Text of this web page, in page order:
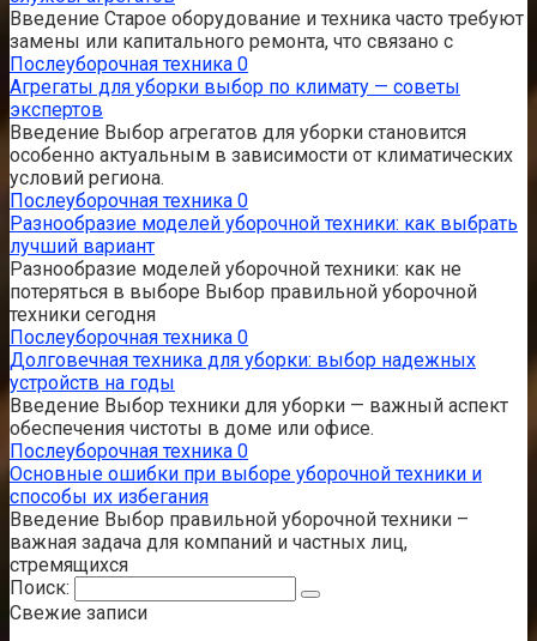
Введение Старое оборудование и техника часто требуют
замены или капитального ремонта, что связано с
Послеуборочная техника 0
Агрегаты для уборки выбор по климату — советы
экспертов
Введение Выбор агрегатов для уборки становится
особенно актуальным в зависимости от климатических
условий региона.
Послеуборочная техника 0
Разнообразие моделей уборочной техники: как выбрать
лучший вариант
Разнообразие моделей уборочной техники: как не
потеряться в выборе Выбор правильной уборочной
техники сегодня
Послеуборочная техника 0
Долговечная техника для уборки: выбор надежных
устройств на годы
Введение Выбор техники для уборки — важный аспект
обеспечения чистоты в доме или офисе.
Послеуборочная техника 0
Основные ошибки при выборе уборочной техники и
способы их избегания
Введение Выбор правильной уборочной техники –
важная задача для компаний и частных лиц,
стремящихся
Поиск:
Свежие записи